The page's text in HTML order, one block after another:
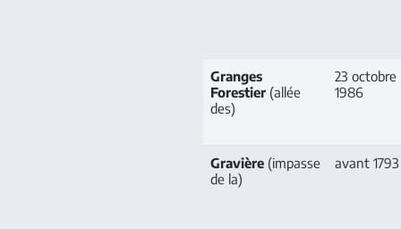
Granges
Forestier (allée
des)
23 octobre
1986
Gravière (impasse
de la)
avant 1793